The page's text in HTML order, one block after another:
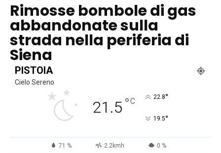
Rimosse bombole di gas
abbandonate sulla
strada nella periferia di
Siena
PISTOIA
Cielo Sereno
21.5 °C 22.8°
19.5°
71 % 2.2kmh 0 %